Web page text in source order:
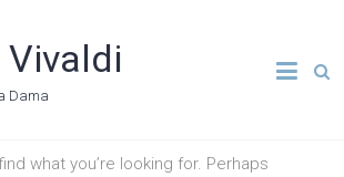
Dama
what you’re looking for. Perhaps